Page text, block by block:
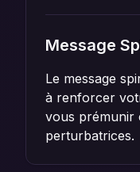
Message
Le message
à renforcer
vous prémunir
perturbatrices.